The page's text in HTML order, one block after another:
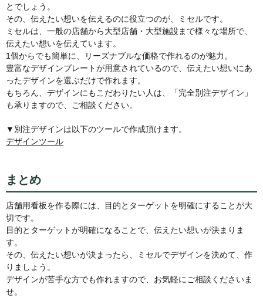
とでしょう。
その、伝えたい想いを伝えるのに役立つのが、ミセルです。
ミセルは、一般の店舗から大型店舗・大型施設まで様々な場所で、
伝えたい想いを伝えています。
1個からでも簡単に、リーズナブルな価格で作れるのが魅力。
豊富なデザインプレートが用意されているので、伝えたい想いにあ
ったデザインを選ぶだけで作れます。
もちろん、デザインにもこだわりたい人は、「完全別注デザイン」
も承りますので、ご相談ください。
▼別注デザインは以下のツールで作成頂けます。
デザインツール
まとめ
店舗用看板を作る際には、目的とターゲットを明確にすることが大
切です。
目的とターゲットが明確になることで、伝えたい想いが決まりま
す。
その、伝えたい想いが決まったら、ミセルでデザインを決めて、作
りましょう。
デザインが苦手な方でも作れますので、お気軽にご相談くださいま
せ。